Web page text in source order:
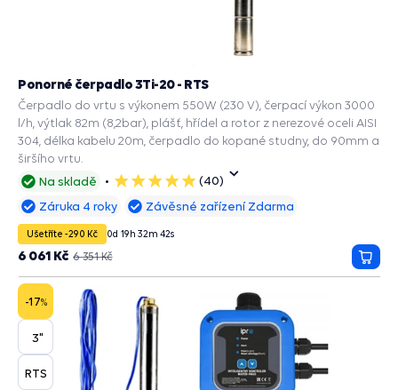
Na skladě
5
hvězdiček
(40)
Ponorné čerpadlo 3Ti-20 - RTS
Čerpadlo do vrtu s výkonem 550W (230 V), čerpací výkon 3000
l/h, výtlak 82m (8,2bar), plášť, hřídel a rotor z nerezové oceli AISI
304, délka kabelu 20m, čerpadlo do kopané studny, do 90mm a
širšího vrtu.
Záruka 4 roky Závěsné zařízení Zdarma
Ušetříte -290 Kč 0d 19h 32m 41s
6 351 Kč
6 061 Kč
do
-17%
3"
RTS